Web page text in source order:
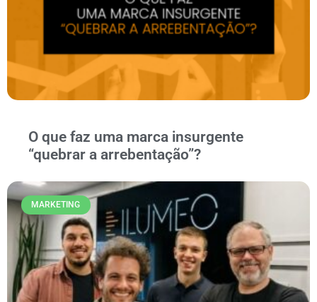
O que faz uma marca insurgente
“quebrar a arrebentação”?
MARKETING